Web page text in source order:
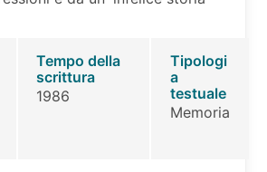
Tempo della
scrittura
1986
Tipologi
a
testuale
Memoria